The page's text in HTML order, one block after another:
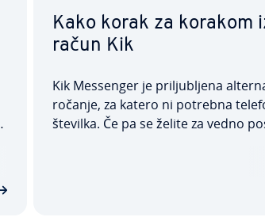
Kako korak za korakom
račun Kik
Kik Messenger je pri­lju­blje­na
ro­ča­nje, za katero ni potrebna
številka. Če pa se želite za vedno